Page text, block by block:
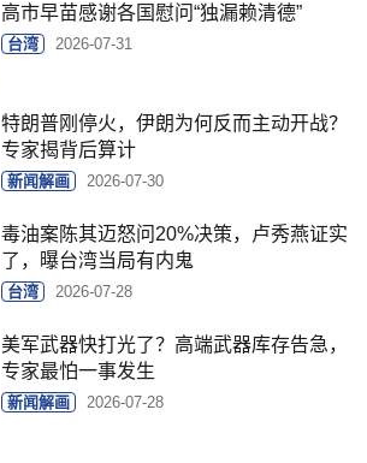
高市早苗感谢各国慰问“独漏赖清德”
台湾 2026-07-31
特朗普刚停火，伊朗为何反而主动开战？
专家揭背后算计
新闻解画 2026-07-30
毒油案陈其迈怒问20%决策，卢秀燕证实
了，曝台湾当局有内鬼
台湾 2026-07-28
美军武器快打光了？高端武器库存告急，
专家最怕一事发生
新闻解画 2026-07-28